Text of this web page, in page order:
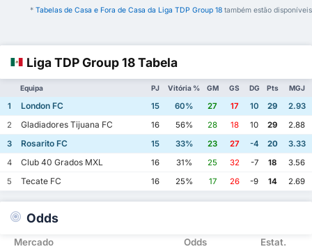
* Tabelas de Casa e Fora de Casa da Liga TDP Group 18 também estão disponíveis
Liga TDP Group 18 Tabela
Equipa PJ Vitória % GM GS DG Pts MGJ
1 London FC 15 60% 27 17 10 29
2.93
2
Gladiadores Tijuana FC 16 56% 28 18 10 29
2.88
3
Rosarito FC 15 33% 23 27 -4 20
3.33
4
Club 40 Grados MXL 16 31% 25 32 -7 18
3.56
5
Tecate FC 16 25% 17 26 -9 14 2.69
Odds
Mercado Odds Estat.